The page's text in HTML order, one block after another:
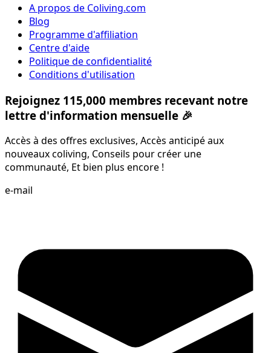
A propos de Coliving.com
Blog
Programme d'affiliation
Centre d'aide
Politique de confidentialité
Conditions d'utilisation
Rejoignez 115,000 membres recevant notre
lettre d'information mensuelle 🎉
Accès à des offres exclusives, Accès anticipé aux
nouveaux coliving, Conseils pour créer une
communauté, Et bien plus encore !
e-mail